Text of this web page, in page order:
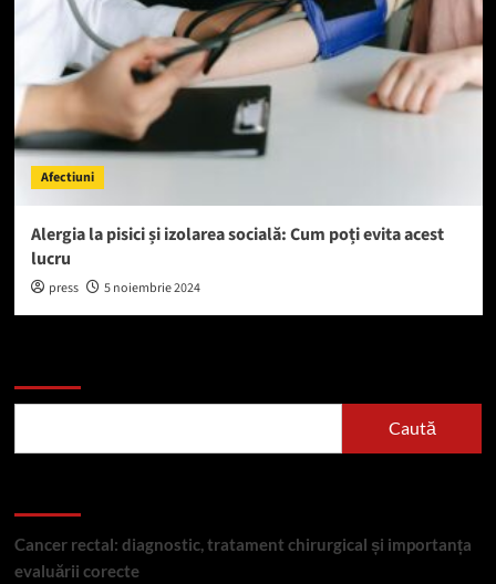
Afectiuni
Alergia la pisici și izolarea socială: Cum poți evita acest
lucru
press 5 noiembrie 2024
Caută
Cancer rectal: diagnostic, tratament chirurgical și importanța
evaluării corecte